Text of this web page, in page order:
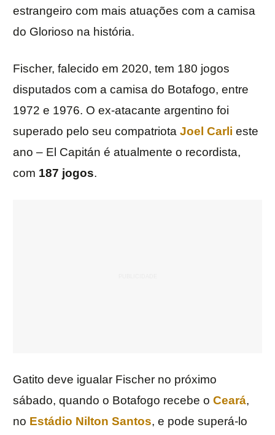
estrangeiro com mais atuações com a camisa
do Glorioso na história.
Fischer, falecido em 2020, tem 180 jogos
disputados com a camisa do Botafogo, entre
1972 e 1976. O ex-atacante argentino foi
superado pelo seu compatriota Joel Carli este
ano – El Capitán é atualmente o recordista,
com 187 jogos.
Gatito deve igualar Fischer no próximo
sábado, quando o Botafogo recebe o Ceará,
no Estádio Nilton Santos, e pode superá-lo